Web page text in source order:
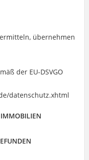
übernehmen
der EU-DSVGO
datenschutz.xhtml
IMMOBILIEN